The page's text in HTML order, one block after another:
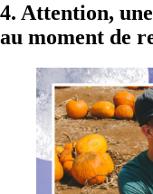
4. Attention,
au moment de